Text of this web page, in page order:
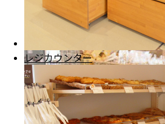
レジカウンター